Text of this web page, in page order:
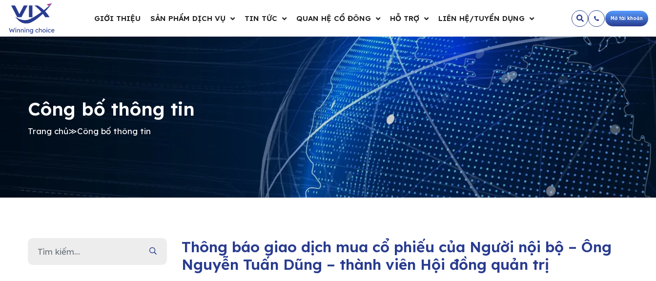
GIỚI THIỆU SẢN PHẨM DỊCH VỤ TIN TỨC QUAN HỆ CỔ ĐÔNG HỖ TRỢ LIÊN HỆ/TUYỂN DỤNG Mở tài khoản
Công bố thông tin
Trang chủ≫Công bố thông tin
Thông báo giao dịch mua cổ phiếu của Người nội bộ – Ông
Nguyễn Tuấn Dũng – thành viên Hội đồng quản trị